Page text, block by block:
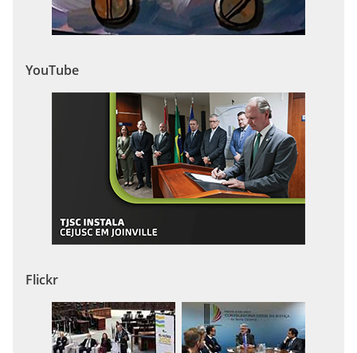
YouTube
Flickr